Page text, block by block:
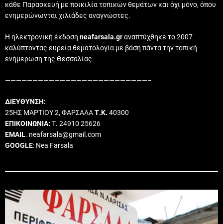
κάθε Παρασκευή με ποικιλία τοπικών θεμάτων και όχι μόνο, όπου
ενημερώνωνται χιλιάδες αναγνώστες.
Η ηλεκτρονική έκδοση neafarsala.grαναπτύχθηκε το 2007
καλύπτοντας ευρεία θεματολογία με βάση πάντα την τοπική
ενήμερωση της Θεσσαλίας.
——————————————————————————–
ΔΙΕΥΘΥΝΣΗ:
25ΗΣ ΜΑΡΤΙΟΥ 2, ΦΑΡΣΑΛΑΤ.Κ. 40300
ΕΠΙΚΟΙΝΩΝΙΑ: Τ. 24910 25626
EMAIL. neafarsala@gmail.com
GOOGLE: Nea Farsala